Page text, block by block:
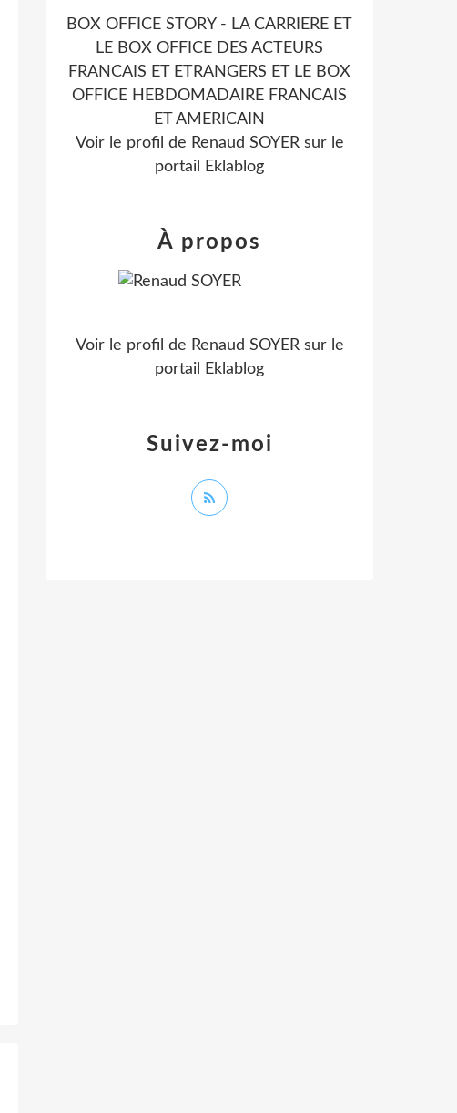
BOX OFFICE STORY - LA CARRIERE ET
LE BOX OFFICE DES ACTEURS
FRANCAIS ET ETRANGERS ET LE BOX
OFFICE HEBDOMADAIRE FRANCAIS
ET AMERICAIN
Voir le profil de Renaud SOYERsur le
portail Eklablog
Suivez-moi
À propos
Voir le profil de Renaud SOYERsur le
portail Eklablog